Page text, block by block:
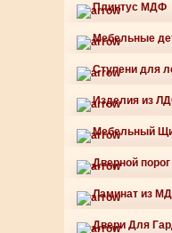
Плинтус МДФ
Мебельные
Ступени для
Изделия из
Мебельный
Дверной порог
Ламинат из
Двери Для